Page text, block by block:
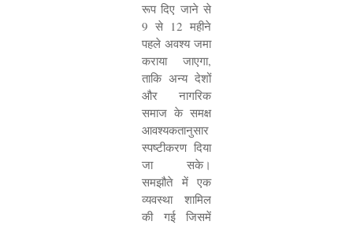
रूप दिए जाने से
9 से 12 महीने
पहले अवश्य जमा
कराया जाएगा,
ताकि अन्य देशों
और नागरिक
समाज के समक्ष
आवश्यकतानुसार
स्पष्टीकरण दिया
जा सके।
समझौते में एक
व्यवस्था शामिल
की गई जिसमें